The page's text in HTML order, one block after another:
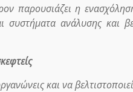
παρουσιάζει η
συστήματα ανάλυσης και
και να